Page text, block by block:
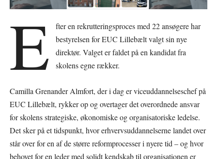
E
fter en rekrutteringsproces med 22 ansøgere har
bestyrelsen for EUC Lillebælt valgt sin nye
direktør. Valget er faldet på en kandidat fra
skolens egne rækker.
Camilla Grenander Almfort, der i dag er viceuddannelseschef på
EUC Lillebælt, rykker op og overtager det overordnede ansvar
for skolens strategiske, økonomiske og organisatoriske ledelse.
Det sker på et tidspunkt, hvor erhvervsuddannelserne landet over
står over for en af de større reformprocesser i nyere tid – og hvor
behovet for en leder med solidt kendskab til organisationen er